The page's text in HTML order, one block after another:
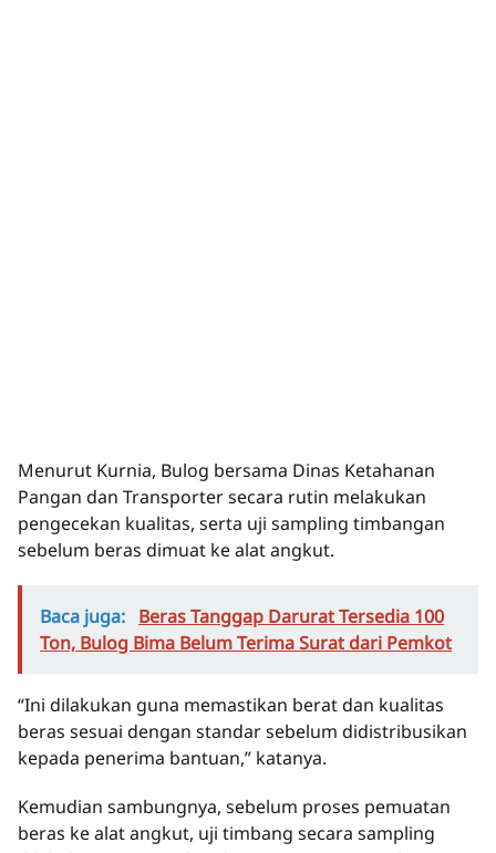
Menurut Kurnia, Bulog bersama Dinas Ketahanan
Pangan dan Transporter secara rutin melakukan
pengecekan kualitas, serta uji sampling timbangan
sebelum beras dimuat ke alat angkut.
Baca juga: Beras Tanggap Darurat Tersedia 100
Ton, Bulog Bima Belum Terima Surat dari Pemkot
“Ini dilakukan guna memastikan berat dan kualitas
beras sesuai dengan standar sebelum didistribusikan
kepada penerima bantuan,” katanya.
Kemudian sambungnya, sebelum proses pemuatan
beras ke alat angkut, uji timbang secara sampling